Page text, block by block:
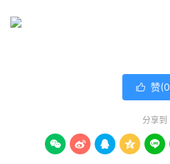
 赞(0
分享到
    